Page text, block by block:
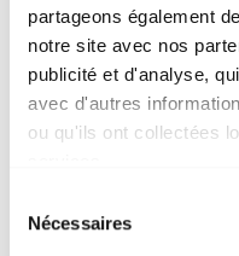
partageons également
notre site avec nos
publicité et d'analyse,
avec d'autres
ou qu'ils ont collectées
Nécessaires
Domaines
accessoires